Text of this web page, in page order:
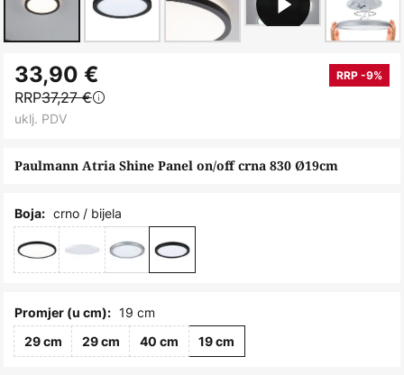
to
the
beginning
the
gallery
Paulmann Atria Shine Panel on/off crna 830 Ø19cm
33,90 € RRP -9%
RRP37,27 €
uklj. PDV
Boja: crno / bijela
Promjer (u cm): 19 cm
29 cm 29 cm 40 cm 19 cm